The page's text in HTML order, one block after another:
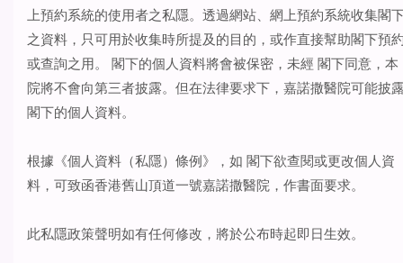
上預約系統的使用者之私隱。透過網站、網上預約系統收集閣
之資料，只可用於收集時所提及的目的，或作直接幫助閣下預
或查詢之用。 閣下的個人資料將會被保密，未經 閣下同意，本
院將不會向第三者披露。但在法律要求下，嘉諾撒醫院可能披
閣下的個人資料。
根據《個人資料（私隱）條例》，如 閣下欲查閱或更改個人資
料，可致函香港舊山頂道一號嘉諾撒醫院，作書面要求。
此私隱政策聲明如有任何修改，將於公布時起即日生效。